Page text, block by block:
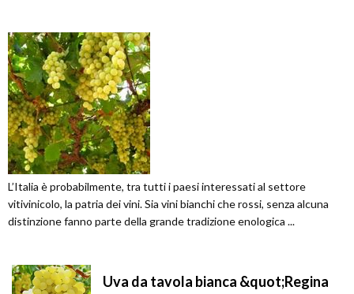
L’Italia è probabilmente, tra tutti i paesi interessati al settore
vitivinicolo, la patria dei vini. Sia vini bianchi che rossi, senza alcuna
distinzione fanno parte della grande tradizione enologica ...
Uva da tavola bianca &quot;Regina